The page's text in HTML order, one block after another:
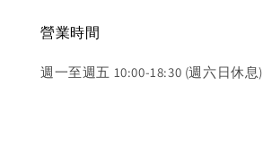
營業時間
週一至週五 10:00-18:30 (週六日休息)